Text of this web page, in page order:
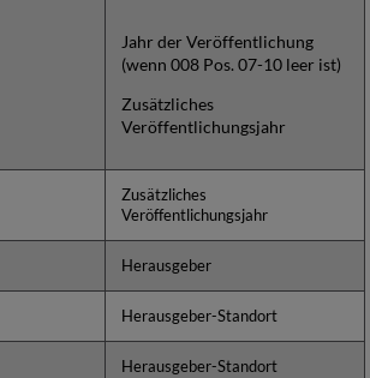
Jahr der Veröffentlichung
(wenn 008 Pos. 07-10 leer ist)
Zusätzliches
Veröffentlichungsjahr
Zusätzliches
Veröffentlichungsjahr
Herausgeber
Herausgeber-Standort
Herausgeber-Standort